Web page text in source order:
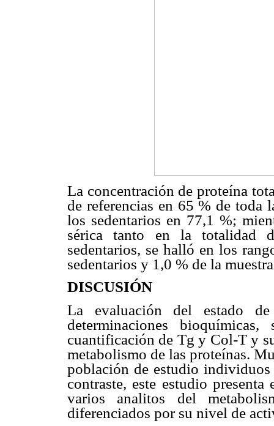
La concentración de proteína
de referencias en 65 % de toda
los sedentarios en 77,1 %;
sérica tanto en la totalidad
sedentarios, se halló en los
sedentarios y 1,0 % de la
DISCUSIÓN
La evaluación del estado
determinaciones
cuantificación de Tg y Col-T y
metabolismo de las proteínas.
población de estudio
contraste, este estudio
varios analitos del
diferenciados por su nivel de